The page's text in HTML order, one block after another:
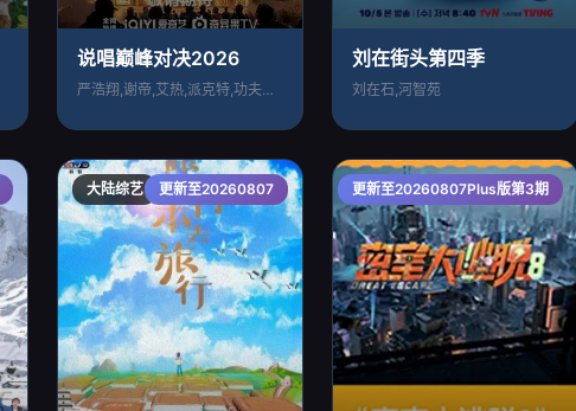
说唱巅峰对决2026
严浩翔,谢帝,艾热,派克特,功夫胖,盛宇
刘在街头第四季
刘在石,河智苑
大陆综艺 更新至20260807 大陆综艺
更新至20260807Plus版第3期